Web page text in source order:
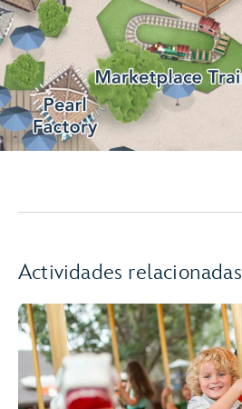
Actividades relacionadas